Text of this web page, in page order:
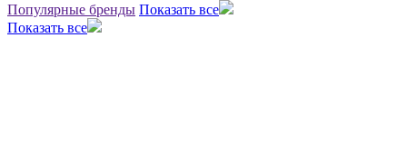
Популярные бренды Показать все
Показать все